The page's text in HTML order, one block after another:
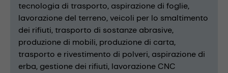
tecnologia di trasporto aspirazione di foglie
lavorazione del terreno veicoli per lo smaltimento
dei rifiuti trasporto di sostanze abrasive
produzione di mobili produzione di carta
trasporto e rivestimento di polveri aspirazione di
erba gestione dei rifiuti lavorazione CNC